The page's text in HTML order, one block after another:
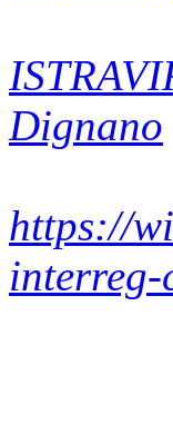
Dignano
https://